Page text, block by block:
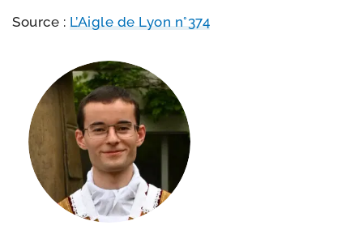
Source : L’Aigle de Lyon n°374